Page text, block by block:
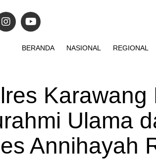
BERANDA NASIONAL REGIONAL
Karawang
Ulama
Annihayah